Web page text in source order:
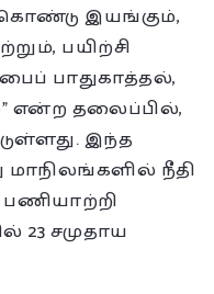
இயங்கும்,
பயிற்சி
பாதுகாத்தல்,
என்ற தலைப்பில்,
இந்த
நீதி
23 சமுதாய